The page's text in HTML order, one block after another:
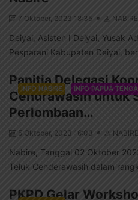
7 Oktober, 2023 18:35
Deiyai, Asisten I Deiyai, Yusak
Pesparani Kabupaten Deiyai,
INFO NABIRE INFO PAPUA
Panitia Delegasi
Cendrawasih untuk
Perlombaan…
5 Oktober, 2023 16:03
Nabire, Tanggal 02 Oktober
Teluk Cenderawasih dalam
PKPD Gelar